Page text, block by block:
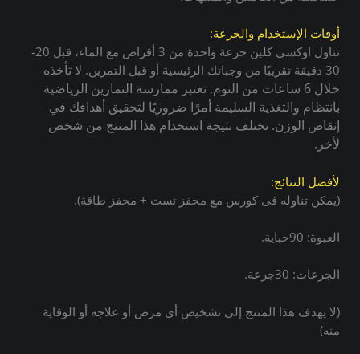
أوقات الإستخدام والجرعة:
تناول اوكسي كلين جرعة واحدة من 3 أقراص مع الماء، قبل 20-
30 دقيقة تقريبًا من وجباتك الرئيسية أو قبل التمرين.
لا تأخذه
خلال 6 ساعات من النوم. تعتبر ممارسة التمارين الرياضية
بانتظام والتغذية السليمة أمرًا ضروريًا لتحقيق أهدافك في
إنقاص الوزن. تختلف نتيجة استخدام هذا المنتج من شخص
لأخر.
لأفضل النتائج:
(يمكن تناوله فى كورس مع محفز تست + محفز طاقة).
العبوة: 90حباية.
الجرعات: 30جرعة.
(لا يهدف هذا المنتج إلى تشخيص أي مرض أو علاجه أو الوقاية
منه)